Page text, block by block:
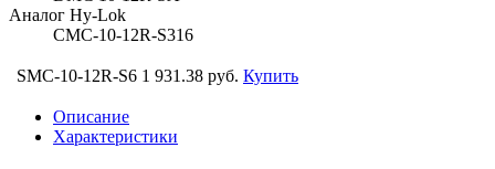
Аналог Hy-Lok
CMC-10-12R-S316
SMC-10-12R-S6 1 931.38 руб. Купить
Описание
Характеристики